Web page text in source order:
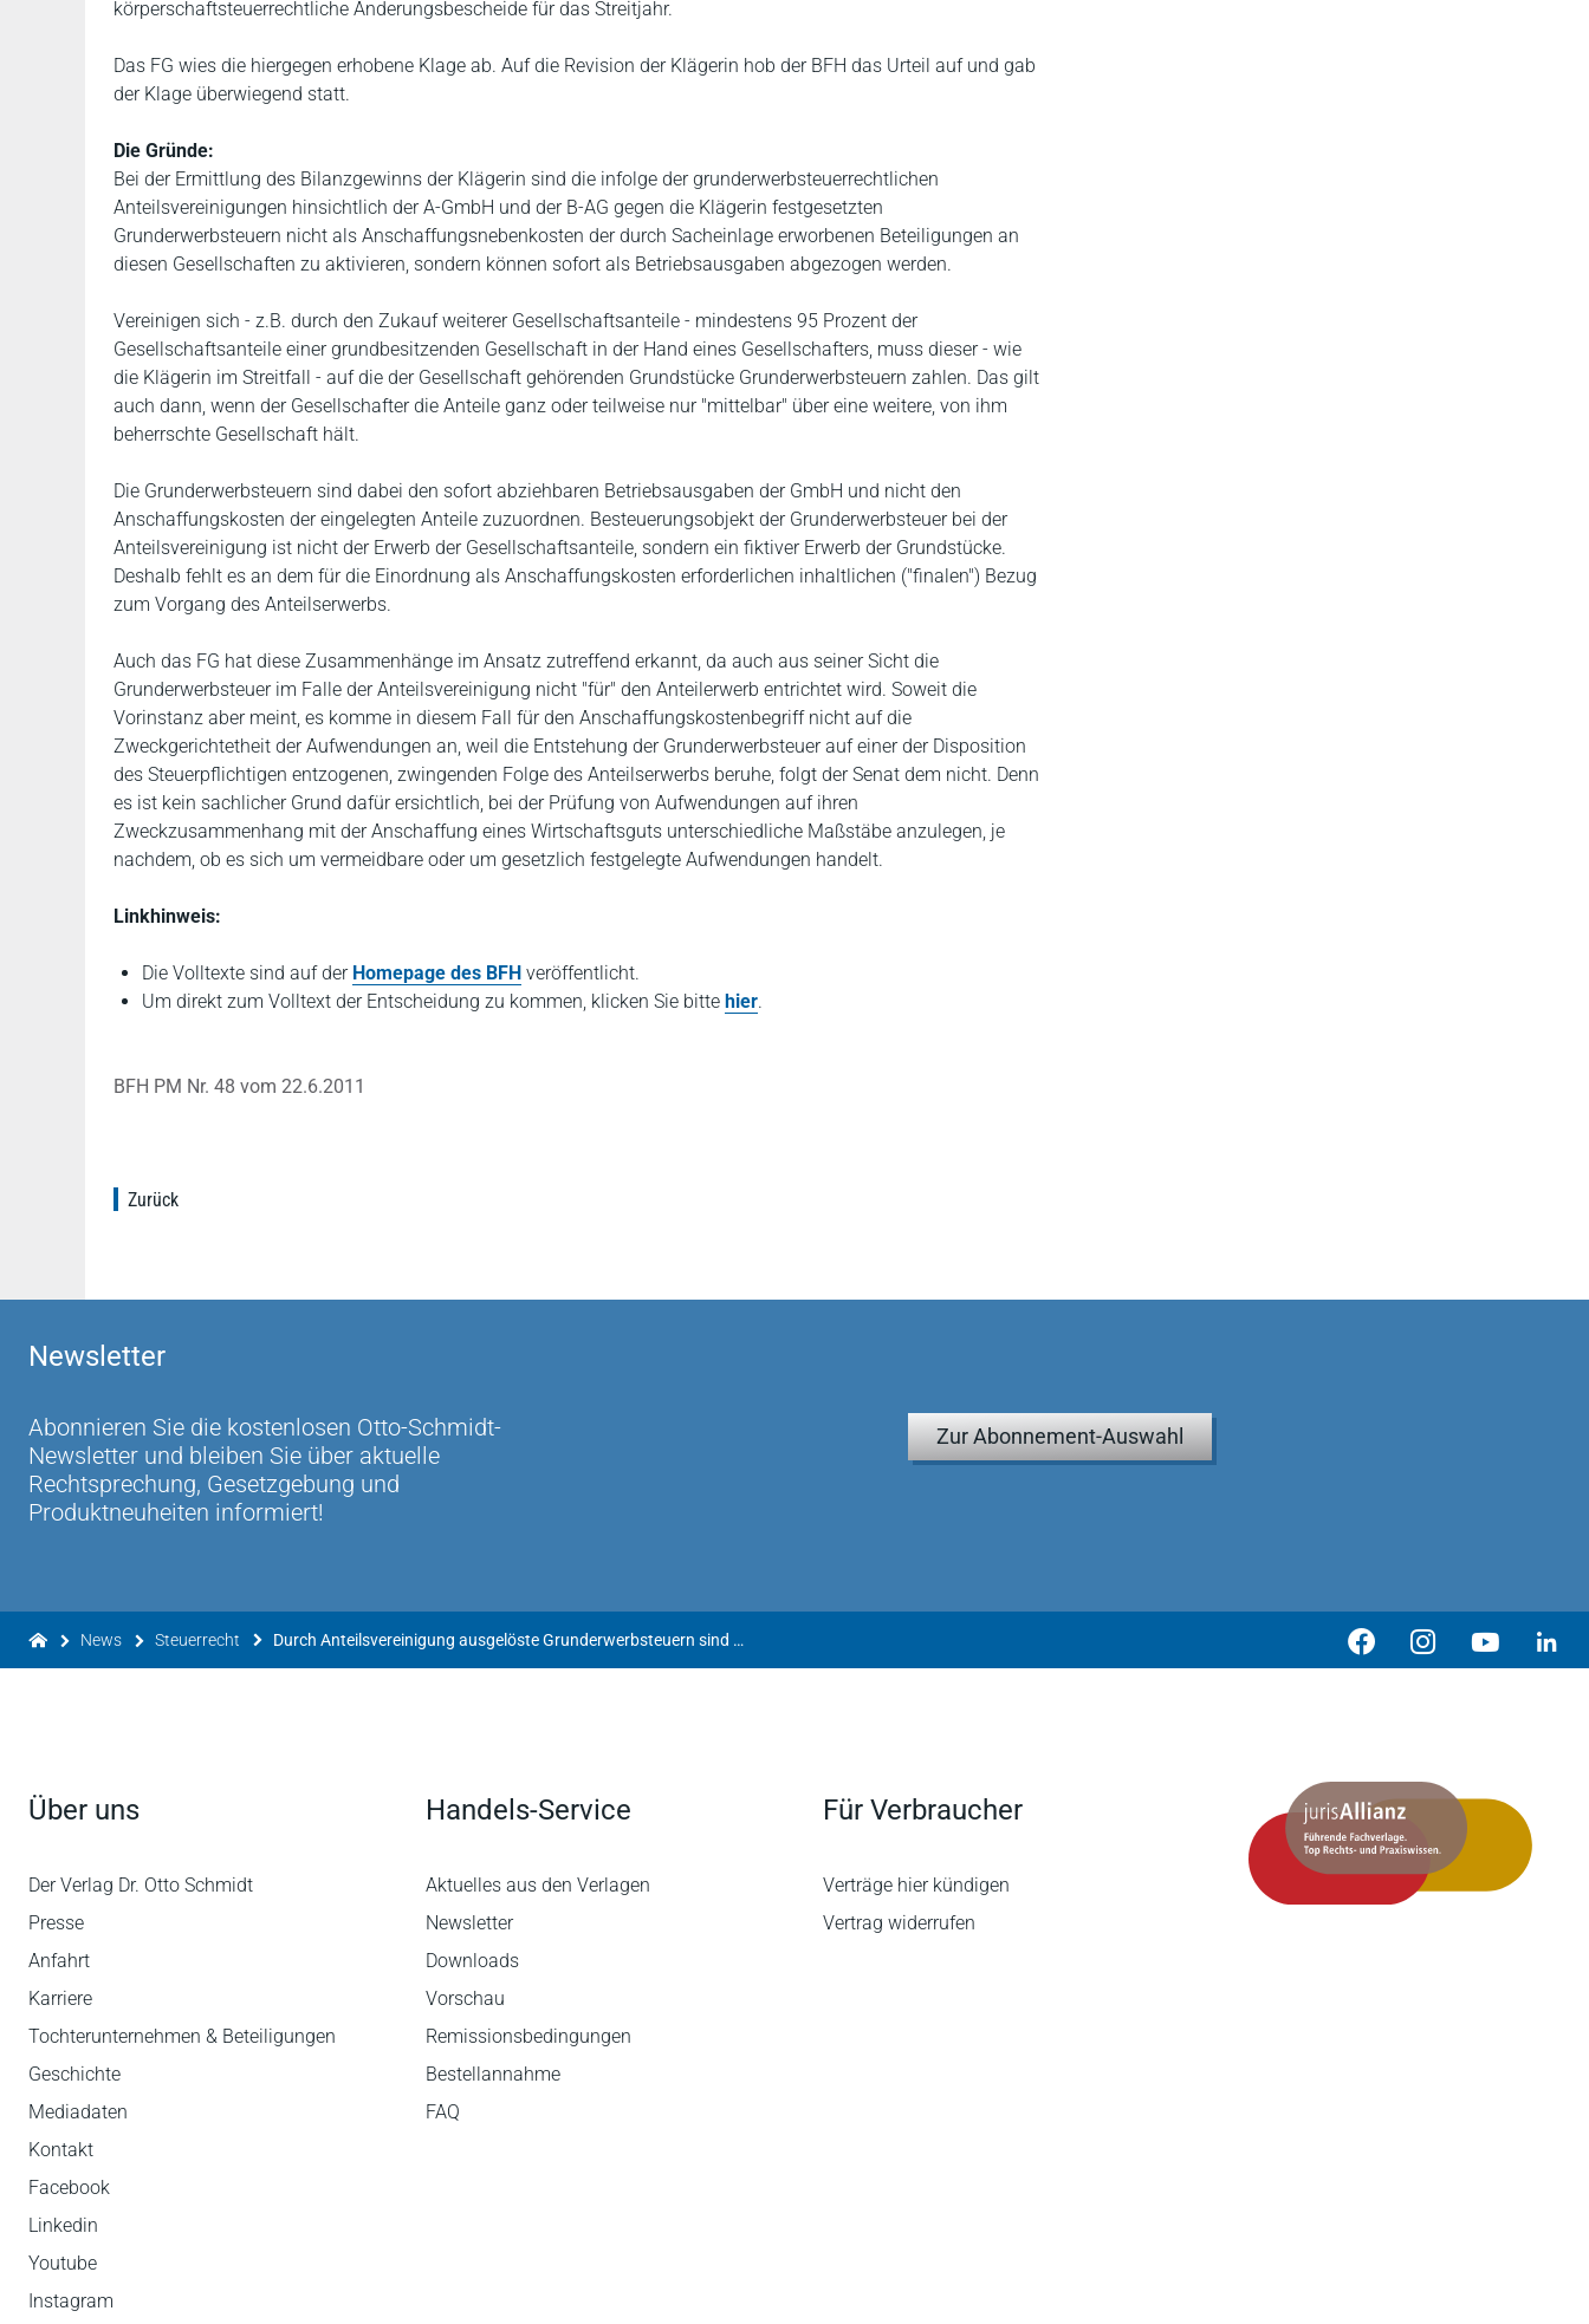
körperschaftsteuerrechtliche Änderungsbescheide für das Streitjahr.
Das FG wies die hiergegen erhobene Klage ab. Auf die Revision der Klägerin hob der BFH das Urteil auf und gab
der Klage überwiegend statt.
Die Gründe:
Bei der Ermittlung des Bilanzgewinns der Klägerin sind die infolge der grunderwerbsteuerrechtlichen
Anteilsvereinigungen hinsichtlich der A-GmbH und der B-AG gegen die Klägerin festgesetzten
Grunderwerbsteuern nicht als Anschaffungsnebenkosten der durch Sacheinlage erworbenen Beteiligungen an
diesen Gesellschaften zu aktivieren, sondern können sofort als Betriebsausgaben abgezogen werden.
Vereinigen sich - z.B. durch den Zukauf weiterer Gesellschaftsanteile - mindestens 95 Prozent der
Gesellschaftsanteile einer grundbesitzenden Gesellschaft in der Hand eines Gesellschafters, muss dieser - wie
die Klägerin im Streitfall - auf die der Gesellschaft gehörenden Grundstücke Grunderwerbsteuern zahlen. Das gilt
auch dann, wenn der Gesellschafter die Anteile ganz oder teilweise nur "mittelbar" über eine weitere, von ihm
beherrschte Gesellschaft hält.
Die Grunderwerbsteuern sind dabei den sofort abziehbaren Betriebsausgaben der GmbH und nicht den
Anschaffungskosten der eingelegten Anteile zuzuordnen. Besteuerungsobjekt der Grunderwerbsteuer bei der
Anteilsvereinigung ist nicht der Erwerb der Gesellschaftsanteile, sondern ein fiktiver Erwerb der Grundstücke.
Deshalb fehlt es an dem für die Einordnung als Anschaffungskosten erforderlichen inhaltlichen ("finalen") Bezug
zum Vorgang des Anteilserwerbs.
Auch das FG hat diese Zusammenhänge im Ansatz zutreffend erkannt, da auch aus seiner Sicht die
Grunderwerbsteuer im Falle der Anteilsvereinigung nicht "für" den Anteilerwerb entrichtet wird. Soweit die
Vorinstanz aber meint, es komme in diesem Fall für den Anschaffungskostenbegriff nicht auf die
Zweckgerichtetheit der Aufwendungen an, weil die Entstehung der Grunderwerbsteuer auf einer der Disposition
des Steuerpflichtigen entzogenen, zwingenden Folge des Anteilserwerbs beruhe, folgt der Senat dem nicht. Denn
es ist kein sachlicher Grund dafür ersichtlich, bei der Prüfung von Aufwendungen auf ihren
Zweckzusammenhang mit der Anschaffung eines Wirtschaftsguts unterschiedliche Maßstäbe anzulegen, je
nachdem, ob es sich um vermeidbare oder um gesetzlich festgelegte Aufwendungen handelt.
Linkhinweis:
Die Volltexte sind auf der Homepage des BFH veröffentlicht.
Um direkt zum Volltext der Entscheidung zu kommen, klicken Sie bitte hier.
BFH PM Nr. 48 vom 22.6.2011
Zurück
Newsletter
Abonnieren Sie die kostenlosen Otto-Schmidt-
Newsletter und bleiben Sie über aktuelle
Rechtsprechung, Gesetzgebung und
Produktneuheiten informiert!
Zur Abonnement-Auswahl
News Steuerrecht Durch Anteilsvereinigung ausgelöste Grunderwerbsteuern sind sofort abziehbar
Über uns
Der Verlag Dr. Otto Schmidt
Presse
Anfahrt
Karriere
Tochterunternehmen & Beteiligungen
Geschichte
Mediadaten
Kontakt
Facebook
Linkedin
Youtube
Instagram
Handels-Service
Aktuelles aus den Verlagen
Newsletter
Downloads
Vorschau
Remissionsbedingungen
Bestellannahme
FAQ
Für Verbraucher
Verträge hier kündigen
Vertrag widerrufen